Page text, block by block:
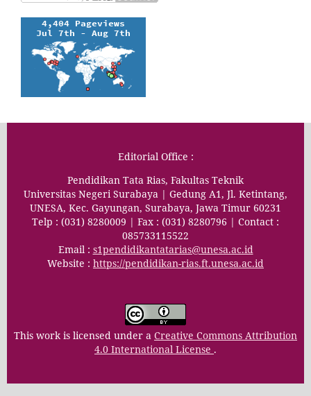
Editorial Office :
Pendidikan Tata Rias, Fakultas Teknik
Universitas Negeri Surabaya | Gedung A1, Jl. Ketintang,
UNESA, Kec. Gayungan, Surabaya, Jawa Timur 60231
Telp : (031) 8280009 | Fax : (031) 8280796 | Contact :
085733115522
Email : s1pendidikantatarias@unesa.ac.id
Website : https://pendidikan-rias.ft.unesa.ac.id
This work is licensed under a Creative Commons Attribution
4.0 International License .